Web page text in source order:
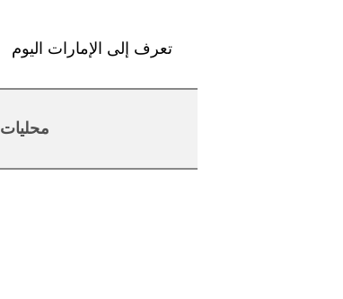
تعرف إلى الإمارات اليوم
محليات